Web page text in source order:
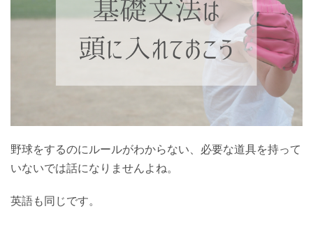
野球をするのにルールがわからない、必要な道具を持って
いないでは話になりませんよね。
英語も同じです。